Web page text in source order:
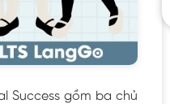
Success gồm ba chủ